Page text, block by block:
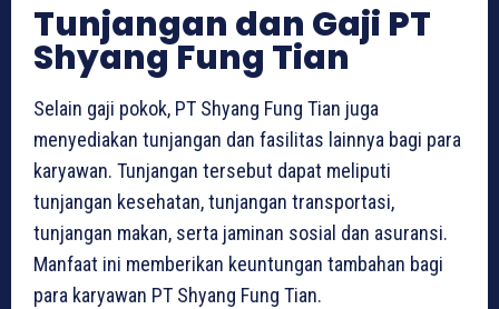
Tunjangan dan Gaji PT
Shyang Fung Tian
Selain gaji pokok, PT Shyang Fung Tian juga
menyediakan tunjangan dan fasilitas lainnya bagi para
karyawan. Tunjangan tersebut dapat meliputi
tunjangan kesehatan, tunjangan transportasi,
tunjangan makan, serta jaminan sosial dan asuransi.
Manfaat ini memberikan keuntungan tambahan bagi
para karyawan PT Shyang Fung Tian.